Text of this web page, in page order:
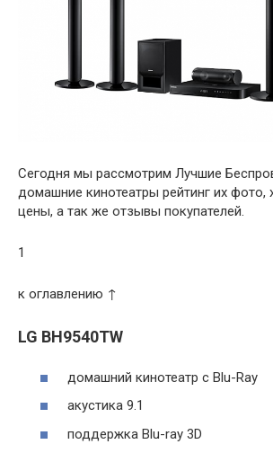
Сегодня мы рассмотрим Лучшие
домашние кинотеатры рейтинг их фото,
цены, а так же отзывы покупателей.
1
к оглавлению ↑
LG BH9540TW
домашний кинотеатр c Blu-Ray
акустика 9.1
поддержка Blu-ray 3D